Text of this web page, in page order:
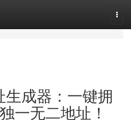
成器：一键拥
一无二地址！